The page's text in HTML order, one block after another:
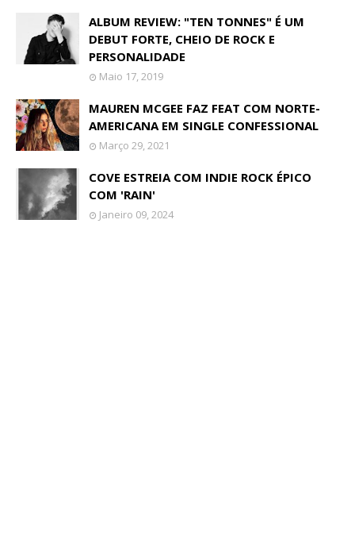
ALBUM REVIEW: "TEN TONNES" É UM
DEBUT FORTE, CHEIO DE ROCK E
PERSONALIDADE
Maio 17, 2019
MAUREN MCGEE FAZ FEAT COM NORTE-
AMERICANA EM SINGLE CONFESSIONAL
Março 29, 2021
COVE ESTREIA COM INDIE ROCK ÉPICO
COM 'RAIN'
Janeiro 09, 2024